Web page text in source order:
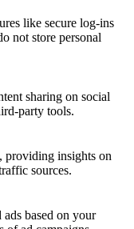
like secure log-ins
not store personal
sharing on social
party tools.
providing insights on
sources.
based on your